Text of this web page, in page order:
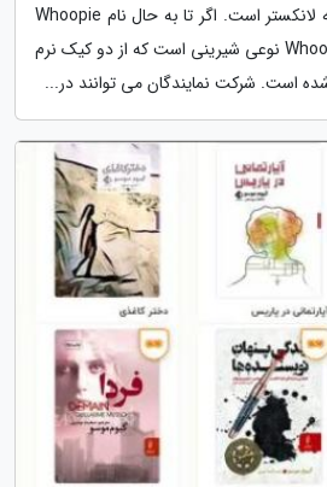
خوشمزه ترین روز در منطقه لانکستر است. اگر تا به حال نام Whoopie
Pie را نشینده اید، Whoopie Pie نوعی شیرینی است که از دو کیک نرم
است. شرکت نمایندگان می توانند در...